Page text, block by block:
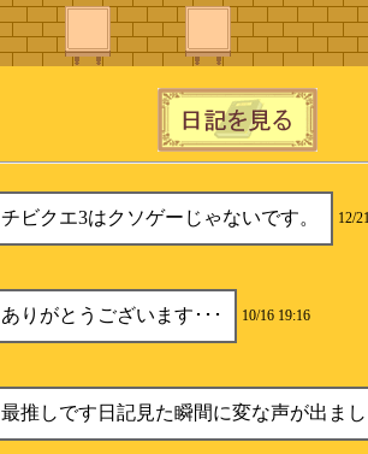
チビクエ3はクソゲーじゃないです。 12/
ありがとうございます･･･ 10/16 19:16
最推しです日記見た瞬間に変な声が出ま